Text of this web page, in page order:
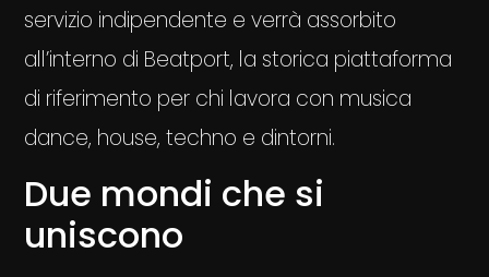
servizio indipendente e verrà assorbito
all’interno di Beatport, la storica piattaforma
di riferimento per chi lavora con musica
dance, house, techno e dintorni.
Due mondi che si
uniscono